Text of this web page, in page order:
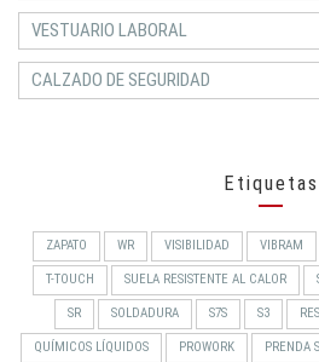
VESTUARIO LABORAL
CALZADO DE SEGURIDAD
Etiquetas
ZAPATO WR VISIBILIDAD VIBRAM
T-TOUCH SUELA RESISTENTE AL CALOR
SR SOLDADURA S7S S3
QUÍMICOS LÍQUIDOS PROWORK PRENDA